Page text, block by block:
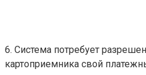
6. Система потребует
картоприемника свой